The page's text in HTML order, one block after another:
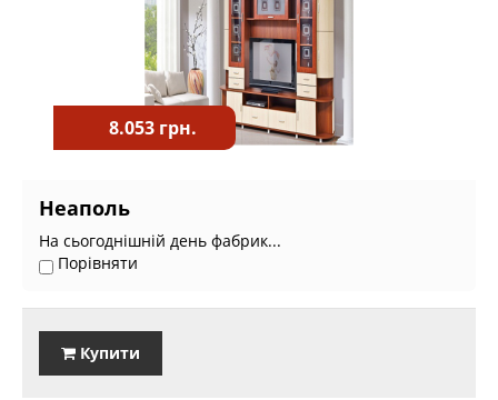
8.053 грн.
Неаполь
На сьогоднішній день фабрик...
Порівняти
Купити